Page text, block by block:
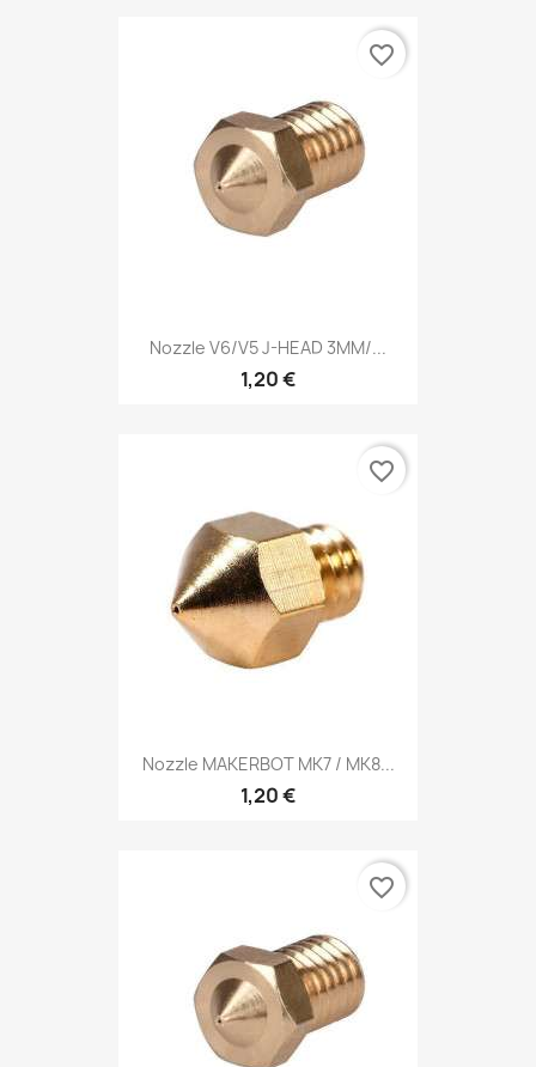
Nozzle V6/V5 J-HEAD 3MM/...
1,20 €
favorite_border
Nozzle MAKERBOT MK7 / MK8...
1,20 €
favorite_border
favorite_border